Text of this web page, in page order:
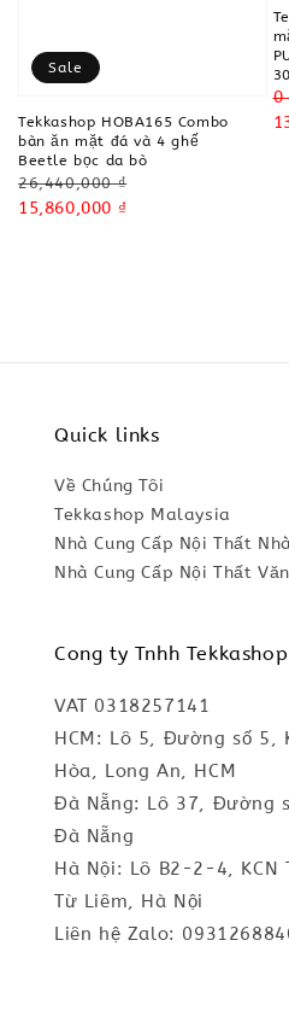
Sale
Tekkashop HOBA165 Combo
bàn ăn mặt đá và 4 ghế
Beetle bọc da bò
Regular
price
26,440,000 ₫
Sale
15,860,000 ₫
0
Quick links
Về Chúng Tôi
Tekkashop Malaysia
Nhà Cung Cấp Nội Thất
Nhà Cung Cấp Nội Thất
Cong ty Tnhh
VAT 0318257141
HCM: Lô 5, Đường số 5,
Hòa, Long An, HCM
Đà Nẵng: Lô 37, Đường
Đà Nẵng
Hà Nội: Lô B2-2-4, KCN
Từ Liêm, Hà Nội
Liên hệ Zalo: